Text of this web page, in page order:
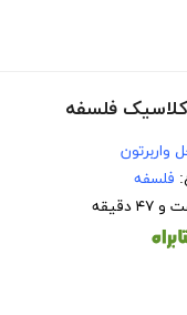
کلاسیک فلسفه
واربرتون
فلسفه